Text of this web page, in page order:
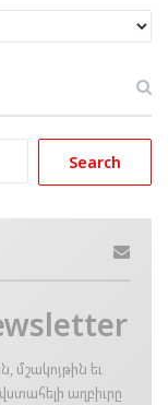
մշակոյթին եւ
աղբիւրը